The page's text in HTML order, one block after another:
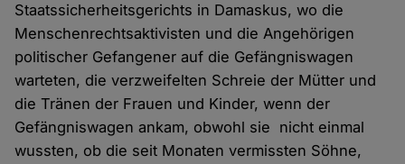
Staatssicherheitsgerichts in Damaskus, wo die
Menschenrechtsaktivisten und die Angehörigen
politischer Gefangener auf die Gefängniswagen
warteten, die verzweifelten Schreie der Mütter und
die Tränen der Frauen und Kinder, wenn der
Gefängniswagen ankam, obwohl sie nicht einmal
wussten, ob die seit Monaten vermissten Söhne,